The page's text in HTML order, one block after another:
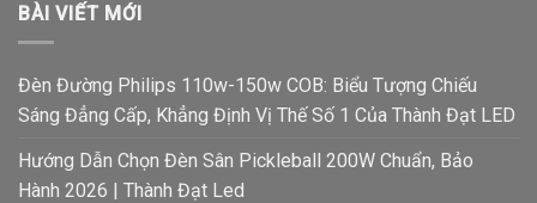
BÀI VIẾT MỚI
Đèn Đường Philips 110w-150w COB: Biểu Tượng Chiếu
Sáng Đẳng Cấp, Khẳng Định Vị Thế Số 1 Của Thành Đạt LED
Hướng Dẫn Chọn Đèn Sân Pickleball 200W Chuẩn, Bảo
Hành 2026 | Thành Đạt Led